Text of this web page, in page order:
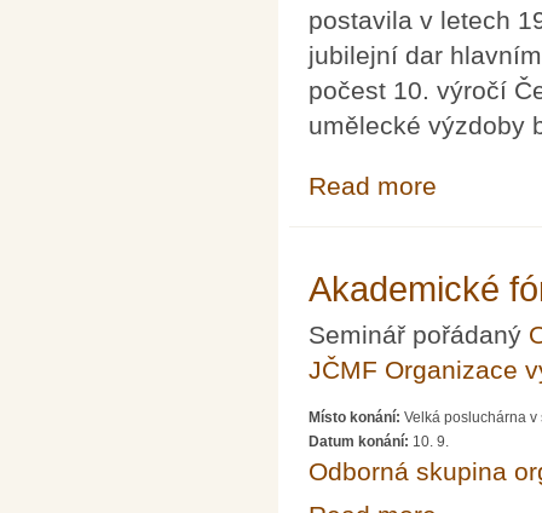
postavila v letech
jubilejní dar
počest 10. výročí
umělecké výzdoby
Read more
Akademické
Seminář pořádaný
JČMF Organizace
Místo konání: Velká posluchárna v
Datum konání: 10. 9.
Odborná skupina